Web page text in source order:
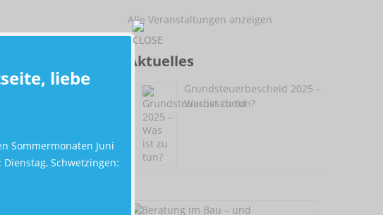
Straße 17.
Alle Veranstaltungen anzeigen
Aktuelles
Grundsteuerbescheid 2025 –
Was ist zu tun?
liebe
Sommermonaten Juni
Schwetzingen: